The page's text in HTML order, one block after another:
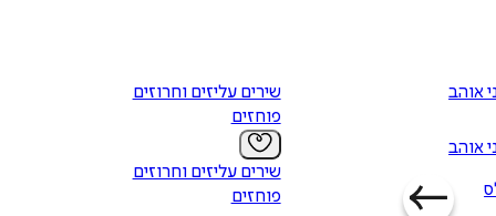
אוהב
אוהב
שירים עליזים וחרוזים
פוחזים
שירים עליזים וחרוזים
פוחזים